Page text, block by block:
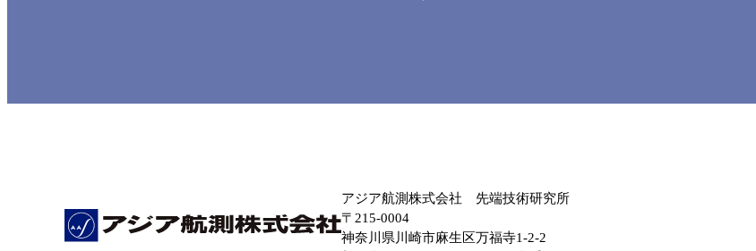
アジア航測株式会社 先端技術研究所
〒215-0004
神奈川県川崎市麻生区万福寺1-2-2